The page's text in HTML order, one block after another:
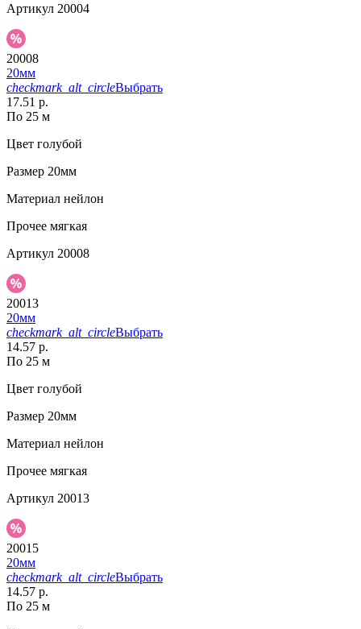
Артикул 20004
20008
20мм
checkmark_alt_circleВыбрать
17.51 р.
По 25 м
Цвет голубой
Размер 20мм
Материал нейлон
Прочее мягкая
Артикул 20008
20013
20мм
checkmark_alt_circleВыбрать
14.57 р.
По 25 м
Цвет голубой
Размер 20мм
Материал нейлон
Прочее мягкая
Артикул 20013
20015
20мм
checkmark_alt_circleВыбрать
14.57 р.
По 25 м